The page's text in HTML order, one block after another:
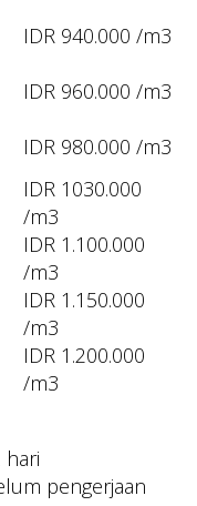
IDR 940.000 /m3
IDR 960.000 /m3
IDR 980.000 /m3
IDR 1030.000
/m3
IDR 1.100.000
/m3
IDR 1.150.000
/m3
IDR 1.200.000
/m3
hari
pengerjaan